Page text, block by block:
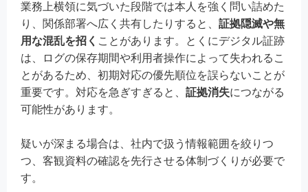
業務上横領に気づいた段階では本人を強く問い詰めた
り、関係部署へ広く共有したりすると、 証拠隠滅や無
用な混乱を招く ことがあります。とくにデジタル証跡
は、ログの保存期間や利用者操作によって失われるこ
とがあるため、初期対応の優先順位を誤らないことが
重要です。対応を急ぎすぎると、 証拠消失につながる
可能性があります。
疑いが深まる場合は、社内で扱う情報範囲を絞りつ
つ、客観資料の確認を先行させる体制づくりが必要で
す。